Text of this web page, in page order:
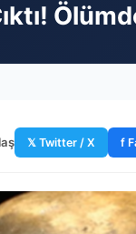
𝕏 Twitter / X f